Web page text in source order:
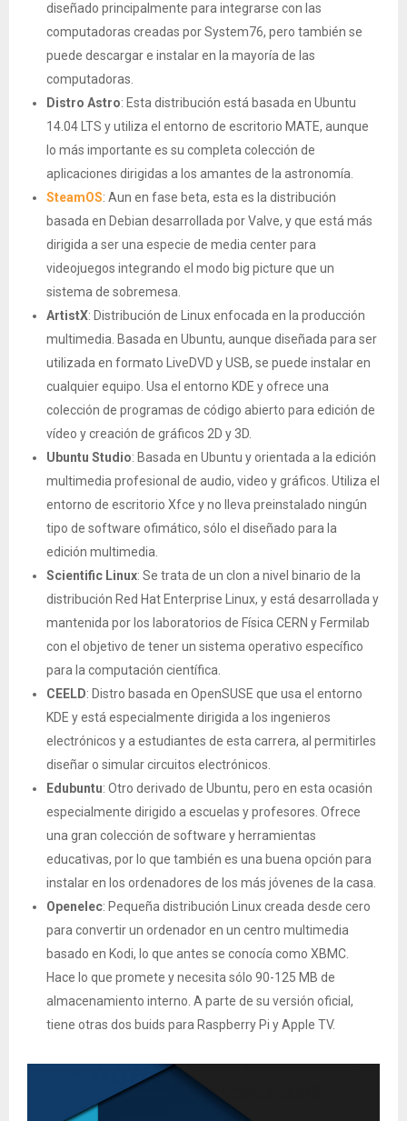
diseñado principalmente para integrarse con las
computadoras creadas por System76, pero también se
puede descargar e instalar en la mayoría de las
computadoras.
Distro Astro: Esta distribución está basada en Ubuntu
14.04 LTS y utiliza el entorno de escritorio MATE, aunque
lo más importante es su completa colección de
aplicaciones dirigidas a los amantes de la astronomía.
SteamOS: Aun en fase beta, esta es la distribución
basada en Debian desarrollada por Valve, y que está más
dirigida a ser una especie de media center para
videojuegos integrando el modo big picture que un
sistema de sobremesa.
ArtistX: Distribución de Linux enfocada en la producción
multimedia. Basada en Ubuntu, aunque diseñada para ser
utilizada en formato LiveDVD y USB, se puede instalar en
cualquier equipo. Usa el entorno KDE y ofrece una
colección de programas de código abierto para edición de
vídeo y creación de gráficos 2D y 3D.
Ubuntu Studio: Basada en Ubuntu y orientada a la edición
multimedia profesional de audio, video y gráficos. Utiliza el
entorno de escritorio Xfce y no lleva preinstalado ningún
tipo de software ofimático, sólo el diseñado para la
edición multimedia.
Scientific Linux: Se trata de un clon a nivel binario de la
distribución Red Hat Enterprise Linux, y está desarrollada y
mantenida por los laboratorios de Física CERN y Fermilab
con el objetivo de tener un sistema operativo específico
para la computación científica.
CEELD: Distro basada en OpenSUSE que usa el entorno
KDE y está especialmente dirigida a los ingenieros
electrónicos y a estudiantes de esta carrera, al permitirles
diseñar o simular circuitos electrónicos.
Edubuntu: Otro derivado de Ubuntu, pero en esta ocasión
especialmente dirigido a escuelas y profesores. Ofrece
una gran colección de software y herramientas
educativas, por lo que también es una buena opción para
instalar en los ordenadores de los más jóvenes de la casa.
Openelec: Pequeña distribución Linux creada desde cero
para convertir un ordenador en un centro multimedia
basado en Kodi, lo que antes se conocía como XBMC.
Hace lo que promete y necesita sólo 90-125 MB de
almacenamiento interno. A parte de su versión oficial,
tiene otras dos buids para Raspberry Pi y Apple TV.